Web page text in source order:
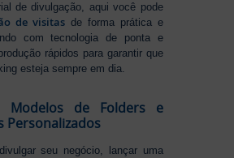
de divulgação, aqui você pode
de visitas de forma prática e
com tecnologia de ponta e
rápidos para garantir que
esteja sempre em dia.
Modelos de Folders e
Personalizados
seu negócio, lançar uma